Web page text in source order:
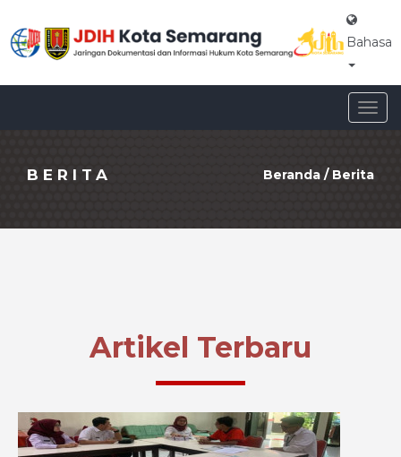
Bahasa
BERITA Beranda / Berita
Artikel Terbaru